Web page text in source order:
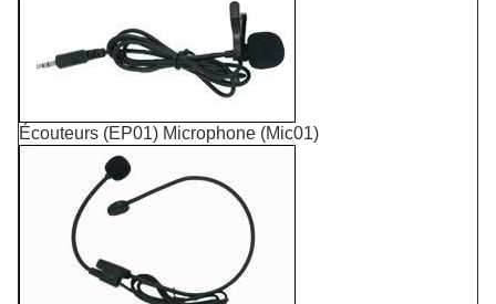
Écouteurs (EP01) Microphone (Mic01)